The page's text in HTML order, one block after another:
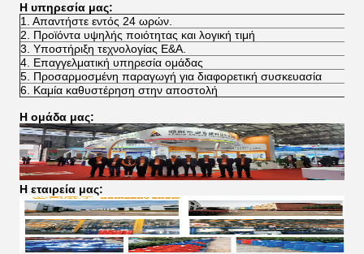
Η υπηρεσία μας:
1. Απαντήστε εντός 24 ωρών.
2. Προϊόντα υψηλής ποιότητας και λογική τιμή
3. Υποστήριξη τεχνολογίας Ε&Α.
4. Επαγγελματική υπηρεσία ομάδας
5. Προσαρμοσμένη παραγωγή για διαφορετική συσκευασία
6. Καμία καθυστέρηση στην αποστολή
Η ομάδα μας:
Η εταιρεία μας: